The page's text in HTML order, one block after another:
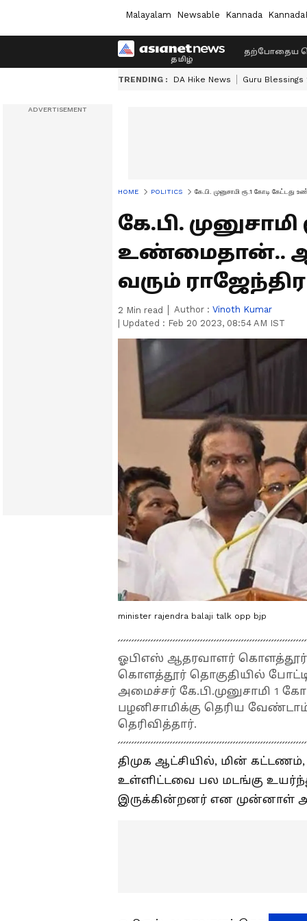
Malayalam Newsable Kannada
தற்போதைய
TRENDING : DA Hike News Guru Blessings
HOME POLITICS கே.பி. முனுசாமி ரூ.1 கோடி
கே.பி. முனுசாமி
உண்மைதான்..
வரும்
2 Min read Author : Vinoth Kumar
Updated : Feb 20 2023, 08:54 AM IST
minister rajendra balaji talk opp bjp
ஓபிஎஸ் ஆதரவாளர் கொளத்தூர்
கொளத்தூர் தொகுதியில்
அமைச்சர் கே.பி.முனுசாமி 1
பழனிசாமிக்கு தெரிய
தெரிவித்தார்.
திமுக ஆட்சியில், மின்
உள்ளிட்டவை பல மடங்கு
இருக்கின்றனர் என முன்னாள்